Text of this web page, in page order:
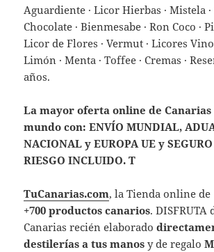
Aguardiente · Licor Hierbas · Mistela ·
Chocolate · Bienmesabe · Ron Coco ·
Licor de Flores · Vermut · Licores Vino
Limón · Menta · Toffee · Cremas ·
años.
La mayor oferta online de Canarias
mundo con:ENVÍO MUNDIAL,
NACIONAL y EUROPA UE y
RIESGO INCLUIDO. T
TuCanarias.com, la Tienda online de
+700 productos canarios. DISFRUTA
Canarias recién elaborado
destilerías a tus manos y de regalo